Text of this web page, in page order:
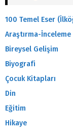
100 Temel Eser
Araştırma-İnceleme
Bireysel Gelişim
Biyografi
Çocuk Kitapları
Din
Eğitim
Hikaye